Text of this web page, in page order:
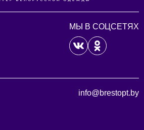
МЫ В СОЦСЕТЯХ
info@brestopt.by